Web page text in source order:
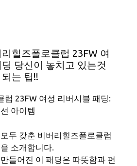
힐즈폴로클럽 23FW 여
당신이 놓치고 있는것
는 팁!!
럽 23FW 여성 리버시블 패딩:
아이템
두 갖춘 비버리힐즈폴로클럽
소개합니다.
들어진 이 패딩은 따뜻함과 편